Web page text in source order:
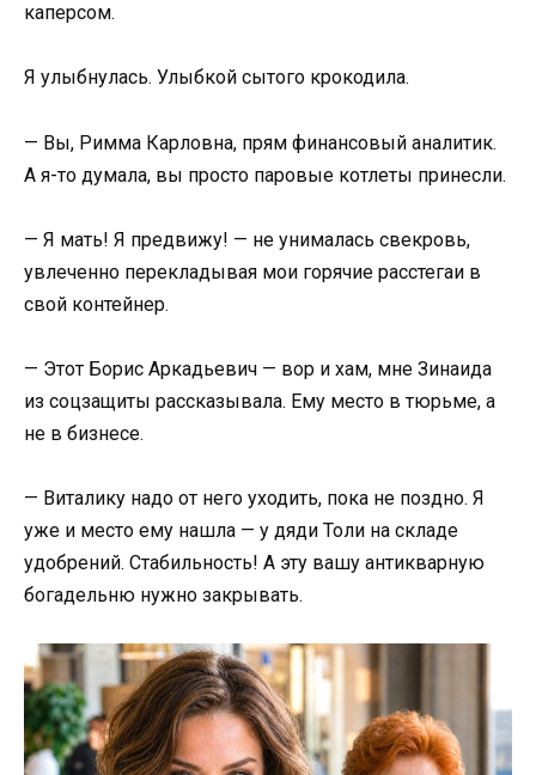
каперсом.
Я улыбнулась. Улыбкой сытого крокодила.
— Вы, Римма Карловна, прям финансовый аналитик.
А я-то думала, вы просто паровые котлеты принесли.
— Я мать! Я предвижу! — не унималась свекровь,
увлеченно перекладывая мои горячие расстегаи в
свой контейнер.
— Этот Борис Аркадьевич — вор и хам, мне Зинаида
из соцзащиты рассказывала. Ему место в тюрьме, а
не в бизнесе.
— Виталику надо от него уходить, пока не поздно. Я
уже и место ему нашла — у дяди Толи на складе
удобрений. Стабильность! А эту вашу антикварную
богадельню нужно закрывать.